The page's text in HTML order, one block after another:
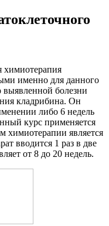
химиотерапия
именно для данного
болезни
кладрибина. Он
либо 6 недель
курс применяется
химиотерапии является
вводится 1 раз в две
от 8 до 20 недель.